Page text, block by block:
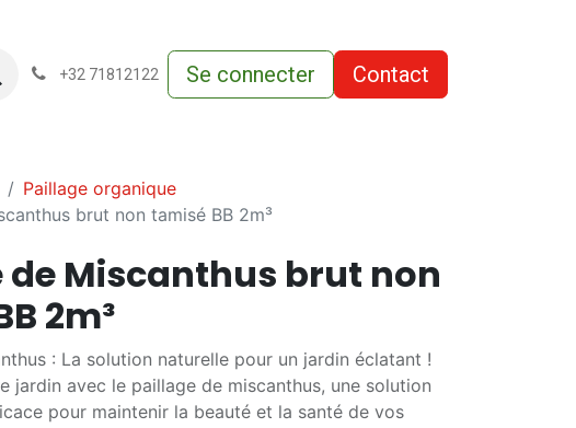
de-vente
+32 71812122 Se connecter Contact
Paillage organique
brut non tamisé BB 2m³
de Miscanthus brut non
2m³
: La solution naturelle pour un jardin éclatant !
jardin avec le paillage de miscanthus, une solution
pour maintenir la beauté et la santé de vos